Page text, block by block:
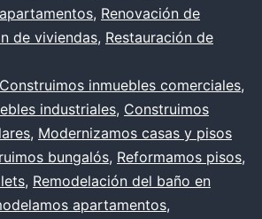
, Renovación de
de viviendas, Restauración de
Construimos inmuebles comerciales,
industriales, Construimos
, Modernizamos casas y pisos
bungalós, Reformamos pisos,
, Remodelación del baño en
apartamentos,